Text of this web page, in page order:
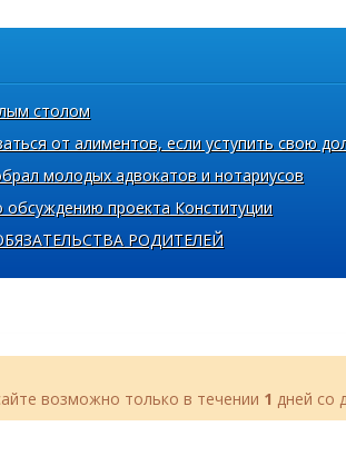
столом
от алиментов, если уступить свою
молодых адвокатов и нотариусов
обсуждению проекта Конституции
РОДИТЕЛЕЙ
возможно только в течении 1 дней со